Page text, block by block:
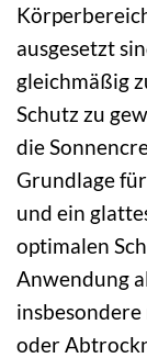
ausgesetzt
gleichmäßig
Schutz zu
die
Grundlage
und ein
optimalen
Anwendung
oder